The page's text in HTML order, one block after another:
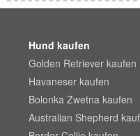
Hund kaufen
Golden Retriever kaufen
Havaneser kaufen
Bolonka Zwetna kaufen
Australian Shepherd